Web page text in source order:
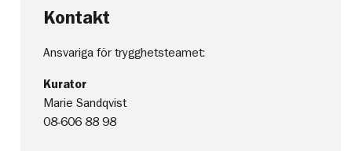
Kontakt
Ansvariga för trygghetsteamet:
Kurator
Marie Sandqvist
08-606 88 98